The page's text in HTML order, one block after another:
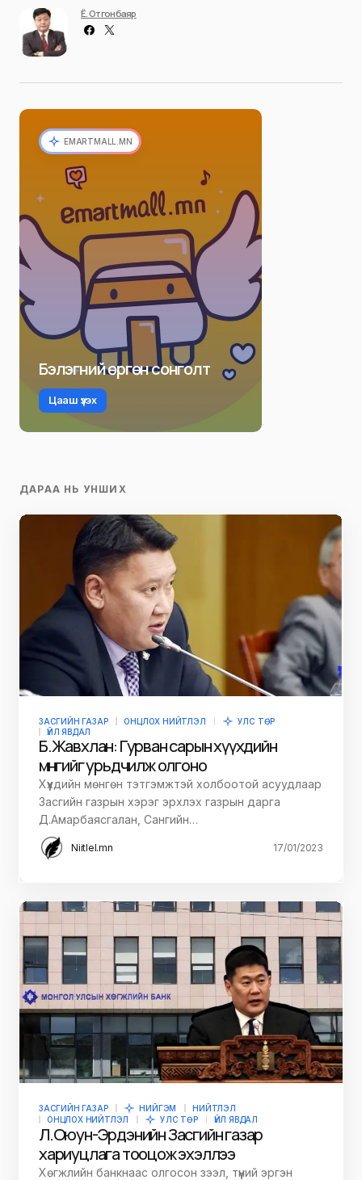
Ё. Отгонбаяр
EMARTMALL.MN
Бэлэгний өргөн сонголт
Цааш үзэх
ДАРАА НЬ УНШИХ
ЗАСГИЙН ГАЗАР ОНЦЛОХ НИЙТЛЭЛ
УЛС ТӨР
ҮЙЛ ЯВДАЛ
Б.Жавхлан: Гурван сарын хүүхдийн
мөнгийг урьдчилж олгоно
Хүүхдийн мөнгөн тэтгэмжтэй холбоотой асуудлаар
Засгийн газрын хэрэг эрхлэх газрын дарга
Д.Амарбаясгалан, Сангийн…
Niitlel.mn 17/01/2023
ЗАСГИЙН ГАЗАР НИЙГЭМ
НИЙТЛЭЛ
ОНЦЛОХ НИЙТЛЭЛ
УЛС ТӨР ҮЙЛ ЯВДАЛ
Л.Оюун-Эрдэнийн Засгийн газар
хариуцлага тооцож эхэллээ
Хөгжлийн банкнаас олгосон зээл, түүний эргэн